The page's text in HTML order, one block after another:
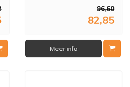
96,60
82,85
Meer info